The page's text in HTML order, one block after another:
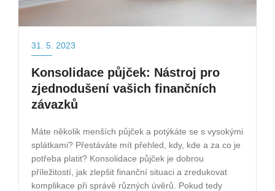
31. 5. 2023
Konsolidace půjček: Nástroj pro
zjednodušení vašich finančních
závazků
Máte několik menších půjček a potýkáte se s vysokými
splátkami? Přestáváte mít přehled, kdy, kde a za co je
potřeba platit? Konsolidace půjček je dobrou
příležitostí, jak zlepšit finanční situaci a zredukovat
komplikace při správě různých úvěrů. Pokud tedy